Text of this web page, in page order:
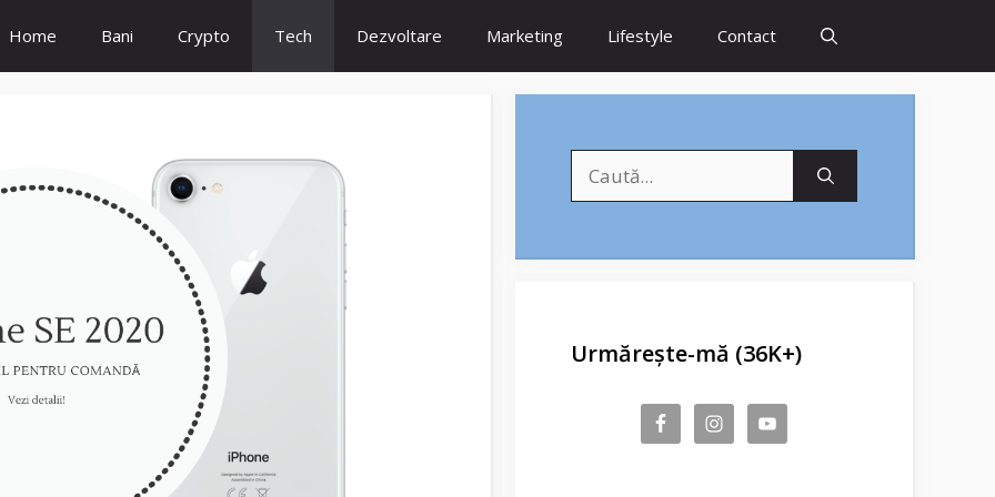
Home Bani Crypto Tech Dezvoltare Marketing Lifestyle Contact
după:
Urmărește-mă (36K+)